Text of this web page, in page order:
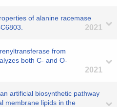
of alanine racemase
2021
from
both C- and O-
2021
artificial biosynthetic pathway
membrane lipids in the